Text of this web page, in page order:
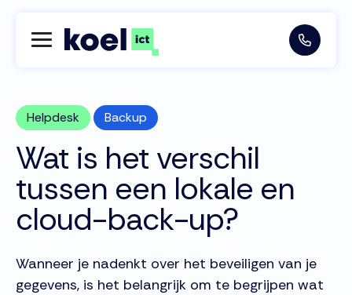
Helpdesk Backup
Wat is het verschil
tussen een lokale en
cloud-back-up?
Wanneer je nadenkt over het beveiligen van je
gegevens, is het belangrijk om te begrijpen wat